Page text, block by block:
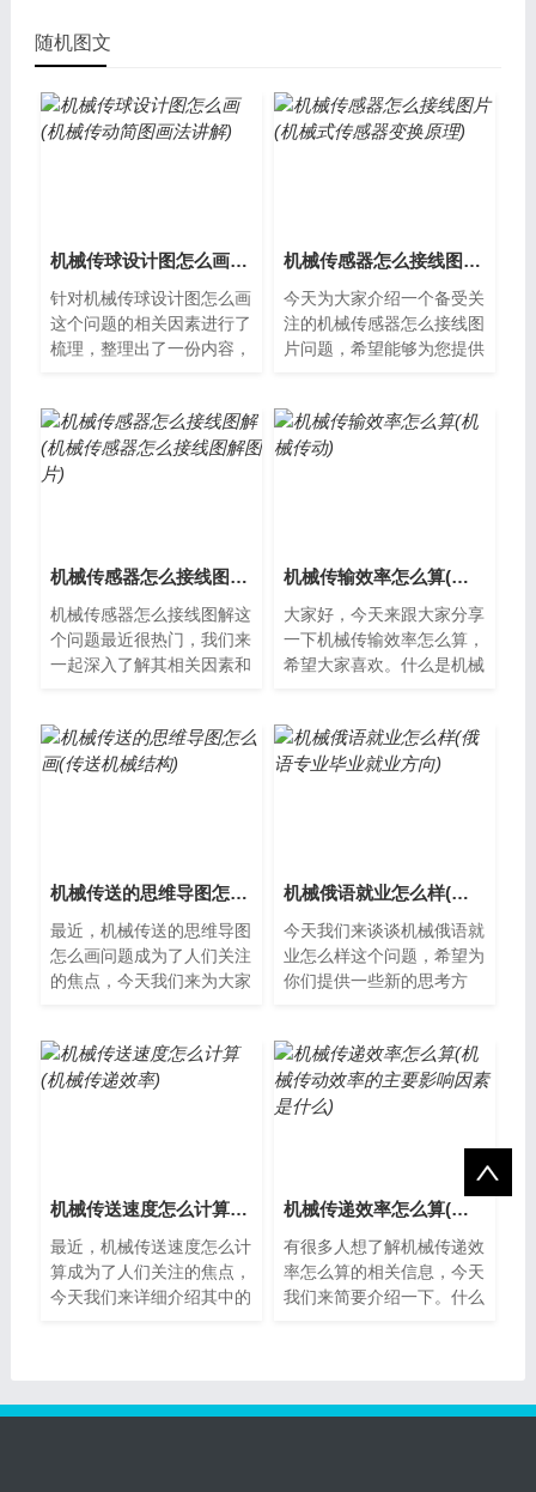
随机图文
机械传球设计图怎么画(机械传动简图画法讲解)
针对机械传球设计图怎么画
这个问题的相关因素进行了
梳理，整理出了一份内容，
计图是一种...
机械传感器怎么接线图片(机械式传感器变换原理)
今天为大家介绍一个备受关
注的机械传感器怎么接线图
片问题，希望能够为您提供
器介绍机械...
机械传感器怎么接线图解(机械传感器怎么接线图解图片)
机械传感器怎么接线图解这
个问题最近很热门，我们来
一起深入了解其相关因素和
工业自动化...
机械传输效率怎么算(机械传动)
大家好，今天来跟大家分享
一下机械传输效率怎么算，
希望大家喜欢。什么是机械
将原始能量...
机械传送的思维导图怎么画(传送机械结构)
最近，机械传送的思维导图
怎么画问题成为了人们关注
的焦点，今天我们来为大家
将物体从一...
机械俄语就业怎么样(俄语专业毕业就业方向)
今天我们来谈谈机械俄语就
业怎么样这个问题，希望为
你们提供一些新的思考方
俄语的专业，...
机械传送速度怎么计算(机械传递效率)
最近，机械传送速度怎么计
算成为了人们关注的焦点，
今天我们来详细介绍其中的
机械传递效率怎么算(机械传动效率的主要影响因素是什么)
有很多人想了解机械传递效
率怎么算的相关信息，今天
我们来简要介绍一下。什么